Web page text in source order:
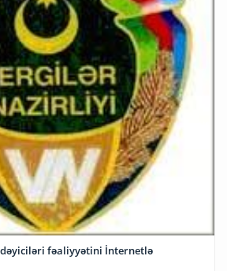
fəaliyyətini İnternetlə